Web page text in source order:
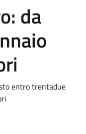
da
entro trentadue